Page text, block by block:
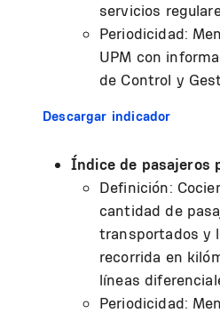
servicios
Periodicidad:
UPM con
de Control y
Descargar indicador
Índice de pasajeros
Definición:
cantidad de
transportados y
recorrida en
líneas
Periodicidad: